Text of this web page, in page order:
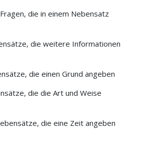
die in einem Nebensatz
die weitere Informationen
die einen Grund angeben
die die Art und Weise
die eine Zeit angeben